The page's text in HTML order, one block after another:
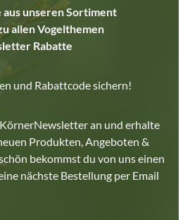
aus unseren Sortiment
allen Vogelthemen
Rabatte
und Rabattcode sichern!
an und erhalte
Produkten, Angeboten &
bekommst du von uns einen
nächste Bestellung per Email